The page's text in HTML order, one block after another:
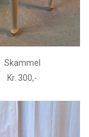
Skammel
Kr. 300,-